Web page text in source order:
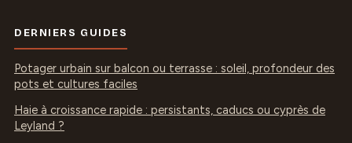
DERNIERS GUIDES
Potager urbain sur balcon ou terrasse : soleil, profondeur des
pots et cultures faciles
Haie à croissance rapide : persistants, caducs ou cyprès de
Leyland ?